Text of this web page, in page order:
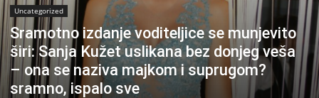
Uncategorized
Sramotno izdanje voditeljice se munjevito
širi: Sanja Kužet uslikana bez donjeg veša
– ona se naziva majkom i suprugom?
sramno, ispalo sve